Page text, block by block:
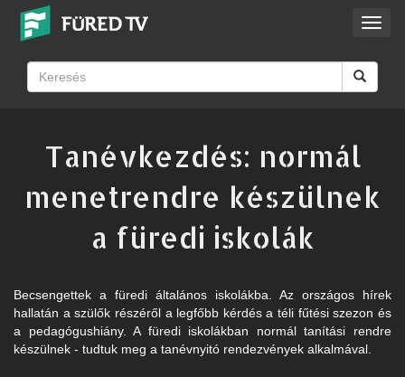
Tanévkezdés: normál
menetrendre készülnek
a füredi iskolák
Becsengettek a füredi általános iskolákba. Az országos hírek
hallatán a szülők részéről a legfőbb kérdés a téli fűtési szezon és
a pedagógushiány. A füredi iskolákban normál tanítási rendre
készülnek - tudtuk meg a tanévnyitó rendezvények alkalmával.